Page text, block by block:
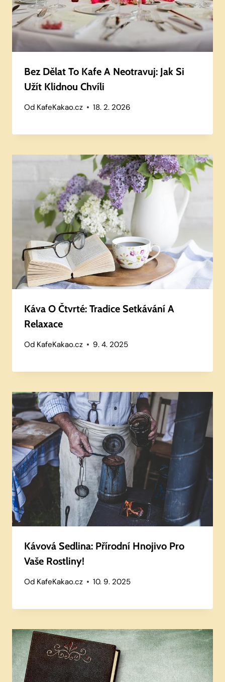
Bez Dělat To Kafe A Neotravuj: Jak Si
Užít Klidnou Chvíli
Od KafeKakao.cz 18. 2. 2026
Káva O Čtvrté: Tradice Setkávání A
Relaxace
Od KafeKakao.cz 9. 4. 2025
Kávová Sedlina: Přírodní Hnojivo Pro
Vaše Rostliny!
Od KafeKakao.cz 10. 9. 2025